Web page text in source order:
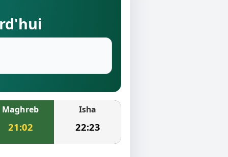
Maghreb
21:02
Isha
22:23